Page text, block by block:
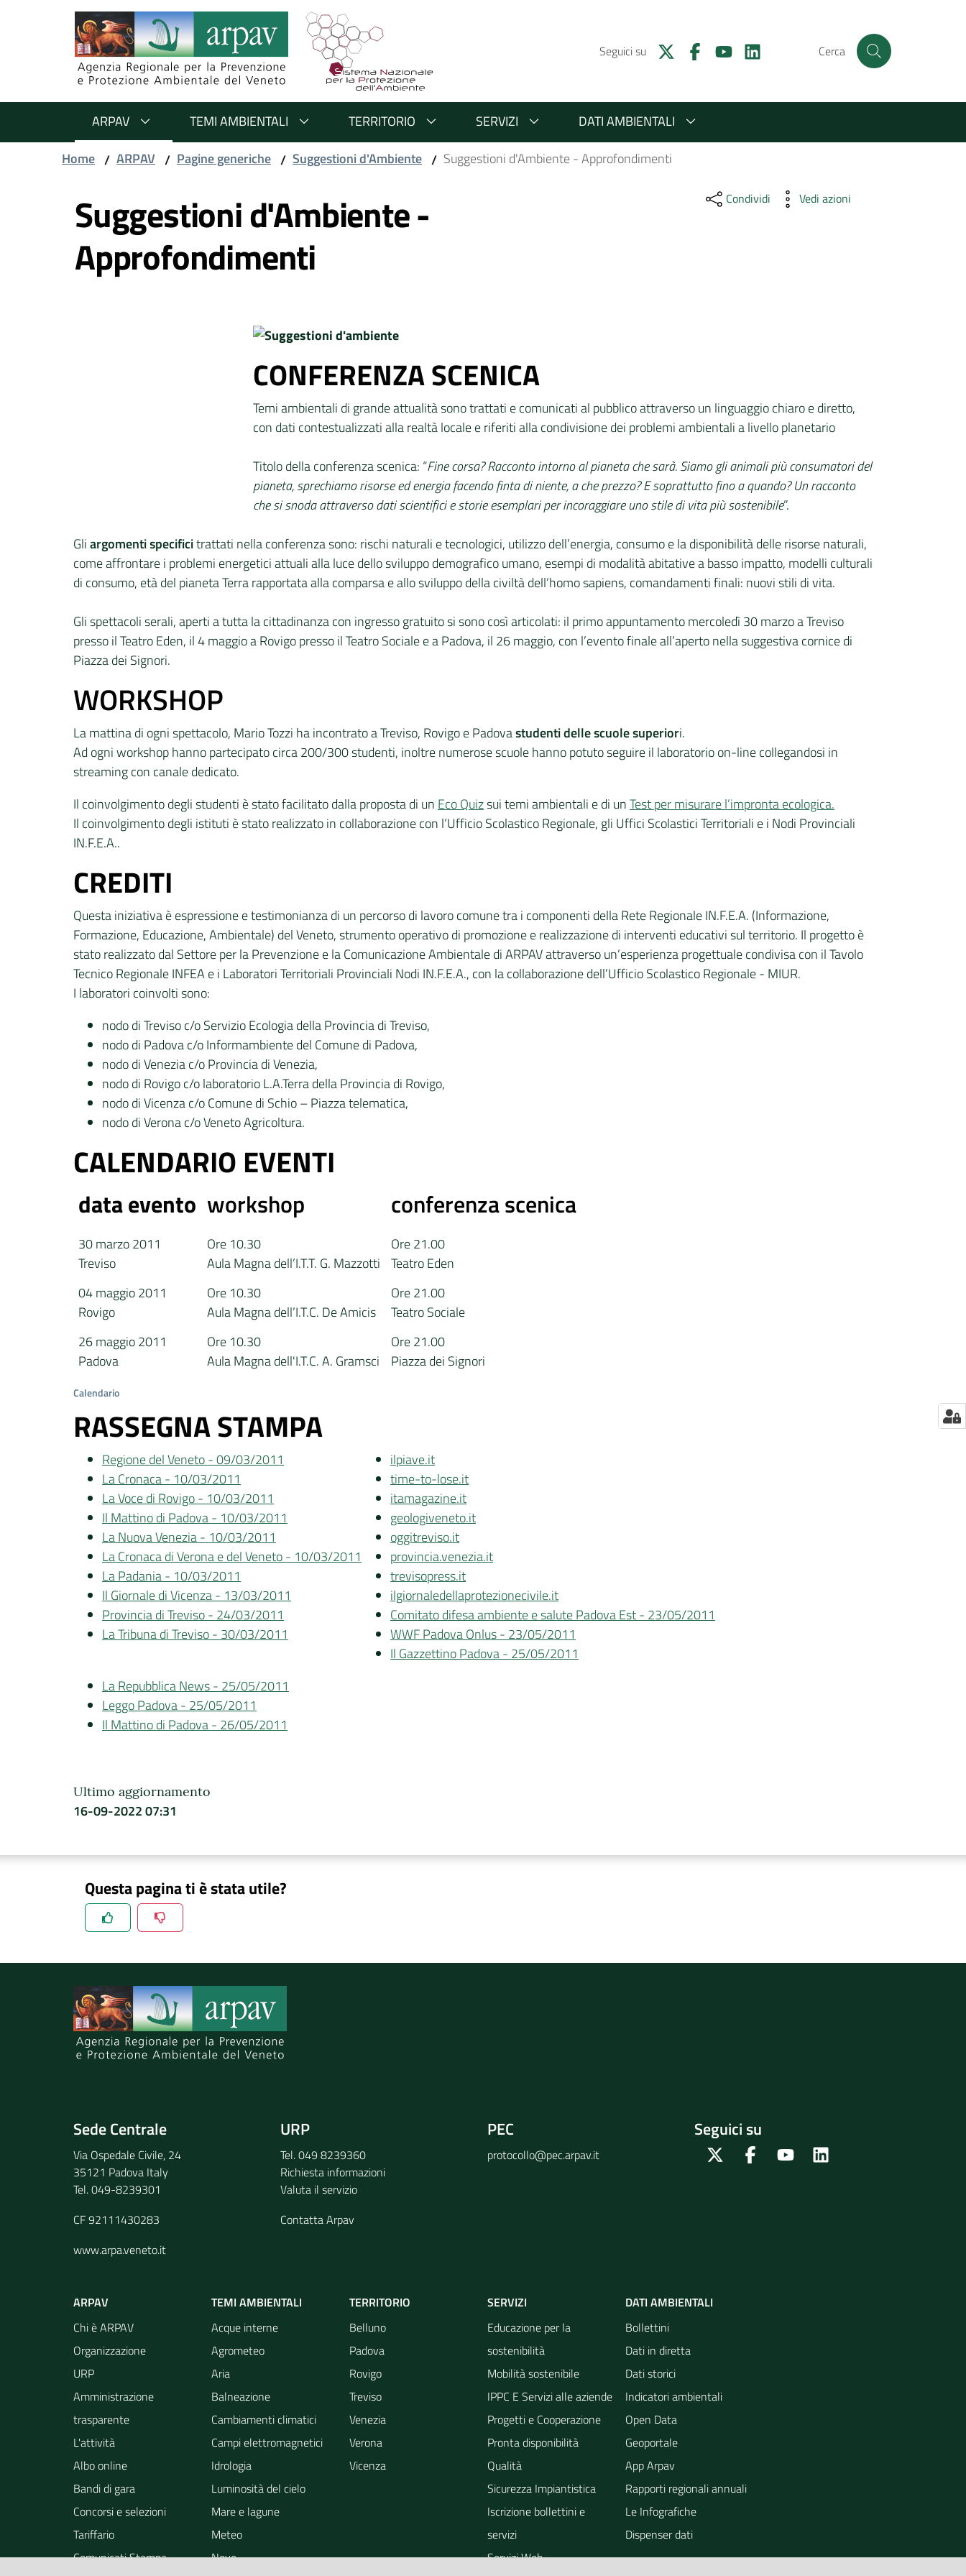
Salta al contenuto
Salta alla navigazione
Salta al footer
Seguici su Cerca
ARPAV TEMI AMBIENTALI TERRITORIO SERVIZI
DATI AMBIENTALI
Home / ARPAV / Pagine generiche / Suggestioni d'Ambiente / Suggestioni d'Ambiente - Approfondimenti
Suggestioni d'Ambiente -
Approfondimenti
Condividi Vedi azioni
CONFERENZA SCENICA
Temi ambientali di grande attualità sono trattati e comunicati al pubblico attraverso un linguaggio chiaro e diretto,
con dati contestualizzati alla realtà locale e riferiti alla condivisione dei problemi ambientali a livello planetario
Titolo della conferenza scenica: “Fine corsa? Racconto intorno al pianeta che sarà. Siamo gli animali più consumatori del
pianeta, sprechiamo risorse ed energia facendo finta di niente, a che prezzo? E soprattutto fino a quando? Un racconto
che si snoda attraverso dati scientifici e storie esemplari per incoraggiare uno stile di vita più sostenibile”.
Gliargomenti specificitrattati nella conferenza sono: rischi naturali e tecnologici, utilizzo dell’energia, consumo e la disponibilità delle risorse naturali,
come affrontare i problemi energetici attuali alla luce dello sviluppo demografico umano, esempi di modalità abitative a basso impatto, modelli culturali
di consumo, età del pianeta Terra rapportata alla comparsa e allo sviluppo della civiltà dell’homo sapiens, comandamenti finali: nuovi stili di vita.
Gli spettacoli serali, aperti a tutta la cittadinanza con ingresso gratuito si sono così articolati: il primo appuntamento mercoledì 30 marzo a Treviso
presso il Teatro Eden, il 4 maggio a Rovigo presso il Teatro Sociale e a Padova, il 26 maggio, con l’evento finale all’aperto nella suggestiva cornice di
Piazza dei Signori.
WORKSHOP
La mattina di ogni spettacolo, Mario Tozzi ha incontrato a Treviso, Rovigo e Padovastudenti delle scuole superiori.
Ad ogni workshop hanno partecipato circa 200/300 studenti, inoltre numerose scuole hanno potuto seguire il laboratorio on-line collegandosi in
streaming con canale dedicato.
Il coinvolgimento degli studenti è stato facilitato dalla proposta di un Eco Quizsui temi ambientali e di unTest per misurare l’impronta ecologica.
Il coinvolgimento degli istituti è stato realizzato in collaborazione con l’Ufficio Scolastico Regionale, gli Uffici Scolastici Territoriali e i Nodi Provinciali
IN.F.E.A..
CREDITI
Questa iniziativa è espressione e testimonianza di un percorso di lavoro comune tra i componenti della Rete Regionale IN.F.E.A. (Informazione,
Formazione, Educazione, Ambientale) del Veneto, strumento operativo di promozione e realizzazione di interventi educativi sul territorio. Il progetto è
stato realizzato dal Settore per la Prevenzione e la Comunicazione Ambientale di ARPAV attraverso un’esperienza progettuale condivisa con il Tavolo
Tecnico Regionale INFEA e i Laboratori Territoriali Provinciali Nodi IN.F.E.A., con la collaborazione dell’Ufficio Scolastico Regionale - MIUR.
I laboratori coinvolti sono:
nodo di Treviso c/o Servizio Ecologia della Provincia di Treviso,
nodo di Padova c/o Informambiente del Comune di Padova,
nodo di Venezia c/o Provincia di Venezia,
nodo di Rovigo c/o laboratorio L.A.Terra della Provincia di Rovigo,
nodo di Vicenza c/o Comune di Schio – Piazza telematica,
nodo di Verona c/o Veneto Agricoltura.
CALENDARIO EVENTI
Calendario
data evento workshop conferenza scenica
30 marzo 2011
Treviso
Ore 10.30
Aula Magna dell’I.T.T. G. Mazzotti
Ore 21.00
Teatro Eden
04 maggio 2011
Rovigo
Ore 10.30
Aula Magna dell’I.T.C. De Amicis
Ore 21.00
Teatro Sociale
26 maggio 2011
Padova
Ore 10.30
Aula Magna dell'I.T.C. A. Gramsci
Ore 21.00
Piazza dei Signori
RASSEGNA STAMPA
Regione del Veneto - 09/03/2011
La Cronaca - 10/03/2011
La Voce di Rovigo - 10/03/2011
Il Mattino di Padova - 10/03/2011
La Nuova Venezia - 10/03/2011
La Cronaca di Verona e del Veneto - 10/03/2011
La Padania - 10/03/2011
Il Giornale di Vicenza - 13/03/2011
Provincia di Treviso - 24/03/2011
La Tribuna di Treviso - 30/03/2011
ilpiave.it
time-to-lose.it
itamagazine.it
geologiveneto.it
oggitreviso.it
provincia.venezia.it
trevisopress.it
ilgiornaledellaprotezionecivile.it
Comitato difesa ambiente e salute Padova Est - 23/05/2011
WWF Padova Onlus - 23/05/2011
Il Gazzettino Padova - 25/05/2011
La Repubblica News - 25/05/2011
Leggo Padova - 25/05/2011
Il Mattino di Padova - 26/05/2011
Ultimo aggiornamento
16-09-2022 07:31
Questa pagina ti è stata utile?
Spiegaci perchè, e aiutaci a migliorare il servizio
Sede Centrale
Via Ospedale Civile, 24
35121 Padova Italy
Tel. 049-8239301
CF 92111430283
www.arpa.veneto.it
URP
Tel. 049 8239360
Richiesta informazioni
Valuta il servizio
Contatta Arpav
PEC
protocollo@pec.arpav.it
Seguici su
Twitter FacebookYoutube
ARPAV
Chi è ARPAV
Organizzazione
URP
Amministrazione
trasparente
L'attività
Albo online
Bandi di gara
Concorsi e selezioni
Tariffario
Comunicati Stampa
TEMI AMBIENTALI
Acque interne
Agrometeo
Aria
Balneazione
Cambiamenti climatici
Campi elettromagnetici
Idrologia
Luminosità del cielo
Mare e lagune
Meteo
Neve
TERRITORIO
Belluno
Padova
Rovigo
Treviso
Venezia
Verona
Vicenza
SERVIZI
Educazione per la
sostenibilità
Mobilità sostenibile
IPPC E Servizi alle aziende
Progetti e Cooperazione
Pronta disponibilità
Qualità
Sicurezza Impiantistica
Iscrizione bollettini e
servizi
Servizi Web
DATI AMBIENTALI
Bollettini
Dati in diretta
Dati storici
Indicatori ambientali
Open Data
Geoportale
App Arpav
Rapporti regionali annuali
Le Infografiche
Dispenser dati